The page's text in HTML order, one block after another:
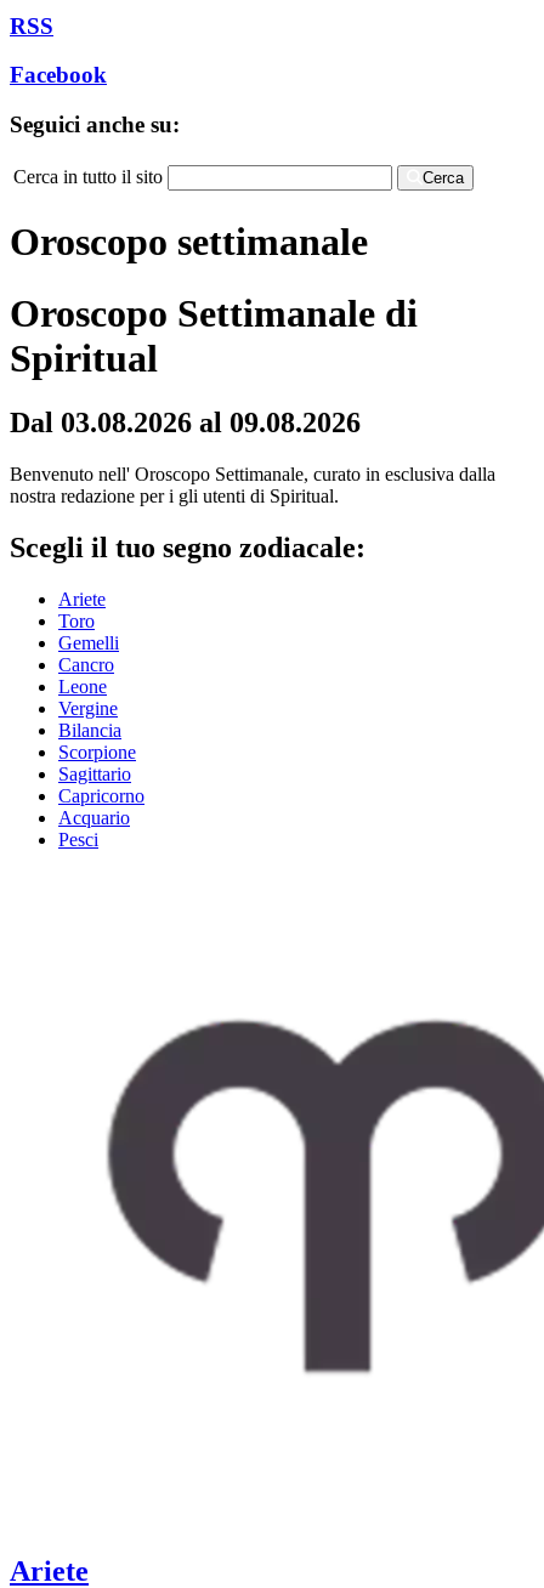
RSS
Facebook
Seguici anche su:
Cerca in tutto il sito Cerca
Oroscopo settimanale
Oroscopo Settimanale di
Spiritual
Dal 03.08.2026 al 09.08.2026
Benvenuto nell' Oroscopo Settimanale, curato in esclusiva dalla
nostra redazione per i gli utenti di Spiritual.
Scegli il tuo segno zodiacale:
Ariete
Toro
Gemelli
Cancro
Leone
Vergine
Bilancia
Scorpione
Sagittario
Capricorno
Acquario
Pesci
Ariete